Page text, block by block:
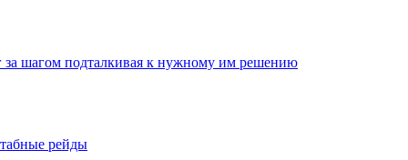
шагом подталкивая к нужному им решению
рейды